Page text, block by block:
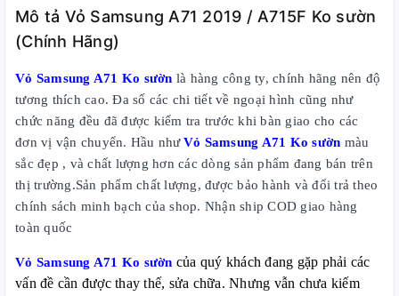
Mô tả Vỏ Samsung A71 2019 / A715F Ko sườn
(Chính Hãng)
Vỏ Samsung A71 Ko sườn là hàng công ty, chính hãng nên độ
tương thích cao. Đa số các chi tiết về ngoại hình cũng như
chức năng đều đã được kiểm tra trước khi bàn giao cho các
đơn vị vận chuyển. Hầu như Vỏ Samsung A71 Ko sườn màu
sắc đẹp , và chất lượng hơn các dòng sản phẩm đang bán trên
thị trường.Sản phẩm chất lượng, được bảo hành và đổi trả theo
chính sách minh bạch của shop. Nhận ship COD giao hàng
toàn quốc
Vỏ Samsung A71 Ko sườn của quý khách đang gặp phải các
vấn đề cần được thay thế, sửa chữa. Nhưng vẫn chưa kiếm